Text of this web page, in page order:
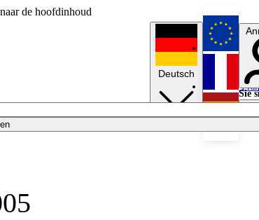
de hoofdinhoud
Deutsch
Sie